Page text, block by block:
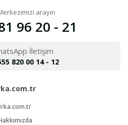
arayın
96 20 - 21
İletişim
820 00 14 - 12
İrka.com.tr